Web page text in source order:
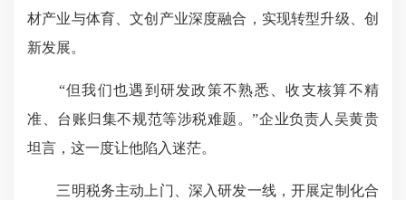
材产业与体育、文创产业深度融合，实现转型升级、创
新发展。
“但我们也遇到研发政策不熟悉、收支核算不精
准、台账归集不规范等涉税难题。”企业负责人吴黄贵
坦言，这一度让他陷入迷茫。
三明税务主动上门、深入研发一线，开展定制化合